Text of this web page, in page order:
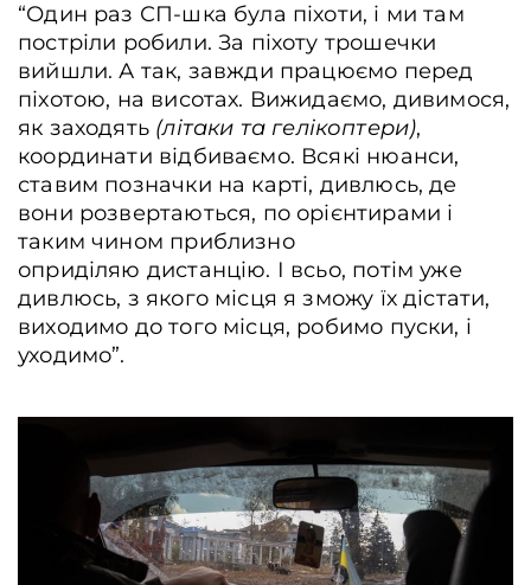
“Один раз СП-шка була піхоти, і ми там
постріли робили. За піхоту трошечки
вийшли. А так, завжди працюємо перед
піхотою, на висотах. Вижидаємо, дивимося,
як заходять (літаки та гелікоптери),
координати відбиваємо. Всякі нюанси,
ставим позначки на карті, дивлюсь, де
вони розвертаються, по орієнтирами і
таким чином приблизно
оприділяю дистанцію. І всьо, потім уже
дивлюсь, з якого місця я зможу їх дістати,
виходимо до того місця, робимо пуски, і
уходимо”.